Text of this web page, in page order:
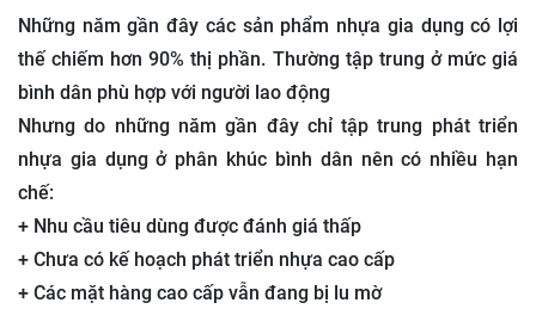
Những năm gần đây các sản phẩm nhựa gia dụng có lợi
thế chiếm hơn 90% thị phần. Thường tập trung ở mức giá
bình dân phù hợp với người lao động
Nhưng do những năm gần đây chỉ tập trung phát triển
nhựa gia dụng ở phân khúc bình dân nên có nhiều hạn
chế:
+ Nhu cầu tiêu dùng được đánh giá thấp
+ Chưa có kế hoạch phát triển nhựa cao cấp
+ Các mặt hàng cao cấp vẫn đang bị lu mờ